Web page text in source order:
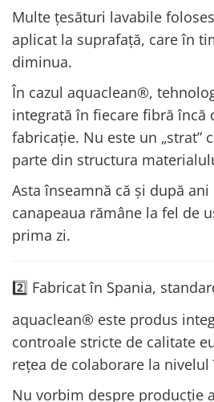
Multe țesături lavabile
aplicat la suprafață, care în
diminua.
În cazul aquaclean®,
integrată în fiecare fibră încă
fabricație. Nu este un „strat”
parte din structura
Asta înseamnă că și după
canapeaua rămâne la fel de
prima zi.
2️⃣ Fabricat în Spania,
aquaclean® este produs
controale stricte de calitate
rețea de colaborare la
Nu vorbim despre producție